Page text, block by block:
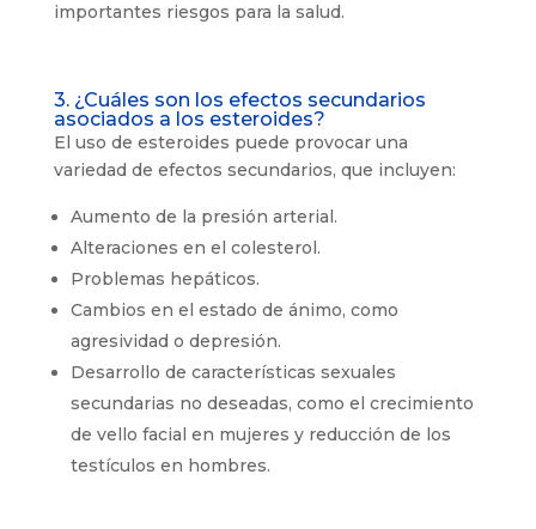
importantes riesgos para la salud.
3. ¿Cuáles son los efectos secundarios
asociados a los esteroides?
El uso de esteroides puede provocar una
variedad de efectos secundarios, que incluyen:
Aumento de la presión arterial.
Alteraciones en el colesterol.
Problemas hepáticos.
Cambios en el estado de ánimo, como
agresividad o depresión.
Desarrollo de características sexuales
secundarias no deseadas, como el crecimiento
de vello facial en mujeres y reducción de los
testículos en hombres.